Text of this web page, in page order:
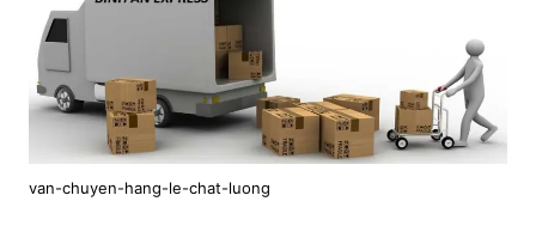
van-chuyen-hang-le-chat-luong